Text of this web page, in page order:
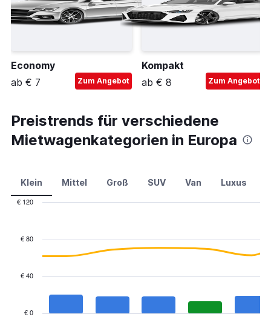
Economy
ab € 7
Zum Angebot
Kompakt
ab € 8
Zum Angebot
Preistrends für verschiedene
Mietwagenkategorien in Europa
Klein Mittel Groß SUV Van Luxus
has€ 0
€ 40
€ 80
€ 120